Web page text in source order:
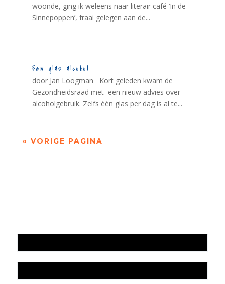
woonde, ging ik weleens naar literair café ‘In de
Sinnepoppen’, fraai gelegen aan de...
Een glas alcohol
door Jan Loogman Kort geleden kwam de
Gezondheidsraad met een nieuw advies over
alcoholgebruik. Zelfs één glas per dag is al te...
« VORIGE PAGINA